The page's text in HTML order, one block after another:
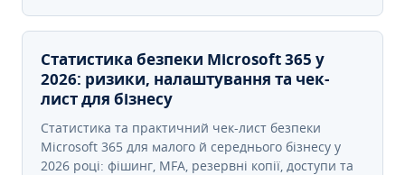
Статистика безпеки Microsoft 365 у
2026: ризики, налаштування та чек-
лист для бізнесу
Статистика та практичний чек-лист безпеки
Microsoft 365 для малого й середнього бізнесу у
2026 році: фішинг, MFA, резервні копії, доступи та